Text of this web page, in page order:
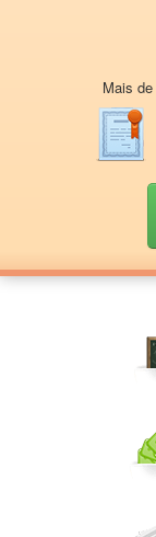
Mais de